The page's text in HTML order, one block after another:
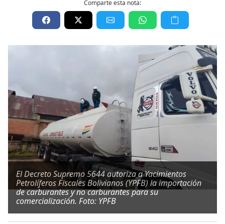
Comparte esta nota:
El Decreto Supremo 5644 autoriza a Yacimientos
Petrolíferos Fiscales Bolivianos (YPFB) la importación
de carburantes y no carburantes para su
comercialización. Foto: YPFB